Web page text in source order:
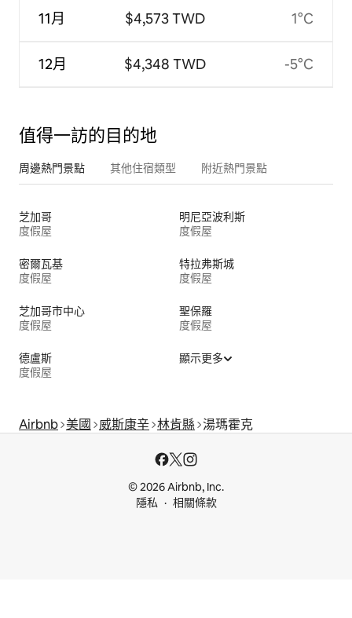
11月
12月
$4,573 TWD
$4,348 TWD
1°C
-5°C
值得一訪的目的地
周邊熱門景點 其他住宿類型 附近熱門景點
芝加哥
度假屋
明尼亞波利斯
度假屋
密爾瓦基
度假屋
特拉弗斯城
度假屋
芝加哥市中心
度假屋
聖保羅
度假屋
德盧斯
度假屋
顯示更多
Airbnb 美國 威斯康辛 林肯縣 湯瑪霍克
© 2026 Airbnb, Inc.
隱私
相關條款